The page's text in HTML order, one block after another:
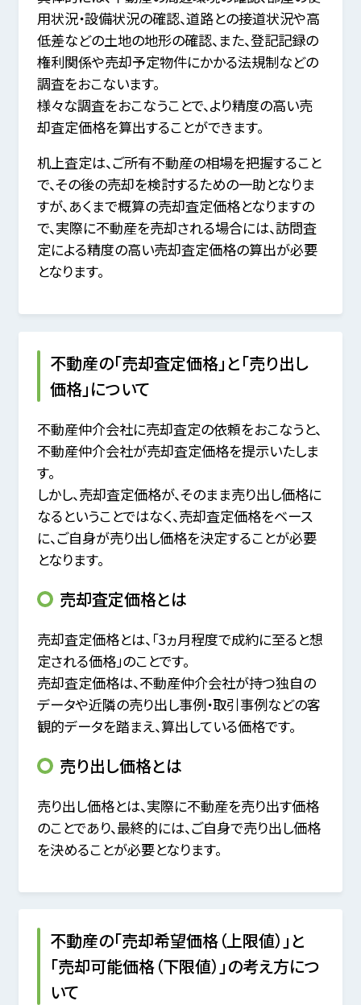
用状況・設備状況の確認、道路との接道状況や高
低差などの土地の地形の確認、 また、登記記録の
権利関係や売却予定物件にかかる法規制などの
調査をおこないます。
様々な調査をおこなうことで、より精度の高い売
却査定価格を算出することができます。
机上査定は、ご所有不動産の相場を把握すること
で、その後の売却を検討するための一助となりま
すが、 あくまで概算の売却査定価格となりますの
で、実際に不動産を売却される場合には、訪問査
定による精度の高い売却査定価格の算出が必要
となります。
不動産の「売却査定価格」と「売り出し
価格」について
不動産仲介会社に売却査定の依頼をおこなうと、
不動産仲介会社が売却査定価格を提示いたしま
す。
しかし、売却査定価格が、そのまま売り出し価格に
なるということではなく、売却査定価格をベース
に、ご自身が売り出し価格を決定することが必要
となります。
売却査定価格とは
売却査定価格とは、「3ヵ月程度で成約に至ると想
定される価格」のことです。
売却査定価格は、不動産仲介会社が持つ独自の
データや近隣の売り出し事例・取引事例などの客
観的データを踏まえ、算出している価格です。
売り出し価格とは
売り出し価格とは、実際に不動産を売り出す価格
のことであり、最終的には、ご自身で売り出し価格
を決めることが必要となります。
不動産の「売却希望価格（上限値）」と
「売却可能価格（下限値）」の考え方につ
いて